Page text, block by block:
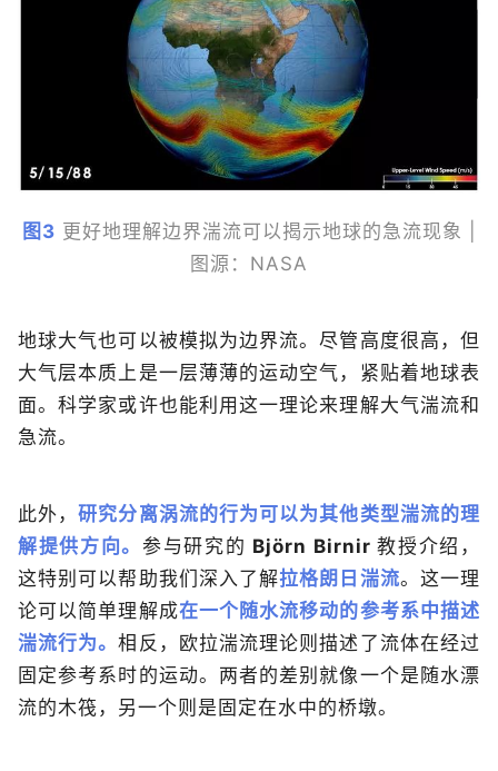
图3 更好地理解边界湍流可以揭示地球的急流现象 |
图源：NASA
地球大气也可以被模拟为边界流。尽管高度很高，但
大气层本质上是一层薄薄的运动空气，紧贴着地球表
面。科学家或许也能利用这一理论来理解大气湍流和
急流。
此外，研究分离涡流的行为可以为其他类型湍流的理
解提供方向。 参与研究的 Björn Birnir教授介绍，
这特别可以帮助我们深入了解拉格朗日湍流。这一理
论可以简单理解成在一个随水流移动的参考系中描述
湍流行为。相反，欧拉湍流理论则描述了流体在经过
固定参考系时的运动。两者的差别就像一个是随水漂
流的木筏，另一个则是固定在水中的桥墩。